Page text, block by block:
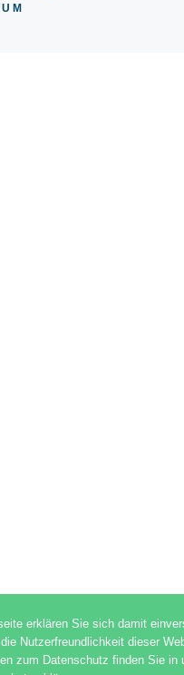
erklären Sie sich damit
Nutzerfreundlichkeit dieser
zum Datenschutz finden Sie in